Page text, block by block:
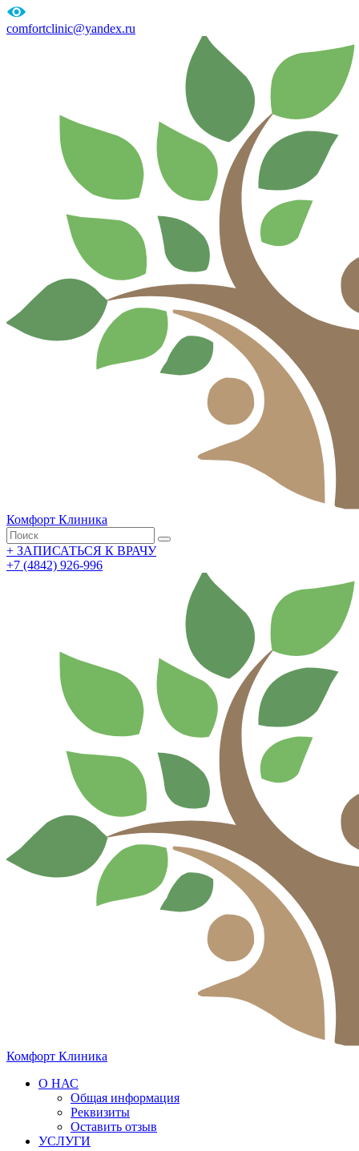
comfortclinic@yandex.ru
Комфорт Клиника
+ ЗАПИСАТЬСЯ К ВРАЧУ
+7 (4842) 926-996
Комфорт Клиника
О НАС
Общая информация
Реквизиты
Оставить отзыв
УСЛУГИ